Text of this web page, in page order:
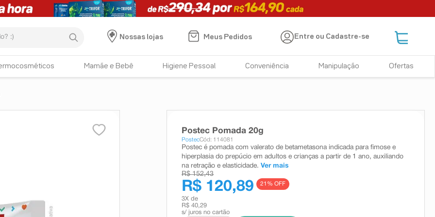
Nossas lojas
Meus Pedidos Entre ou Cadastre-se
Mamãe e Bebê Higiene Pessoal Conveniência Manipulação Ofertas
Postec Pomada 20g
PostecCód: 114081
Postec é pomada com valerato de betametasona indicada para fimose e
hiperplasia do prepúcio em adultos e crianças a partir de 1 ano, auxiliando
na retração e elasticidade. Ver mais
R$ 152,43
R$ 120,89 21 % OFF
3X de
R$ 40,29
s/ juros no cartão